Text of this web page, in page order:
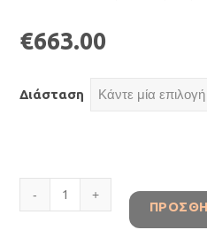
€663.00
Διάσταση
Βέρες
Veres4ever